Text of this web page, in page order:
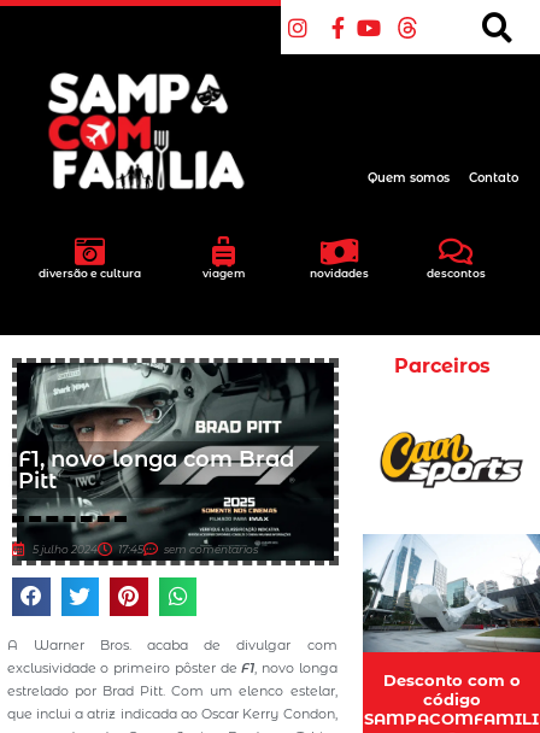
diversão e cultura viagem novidades descontos
Quem somos Contato
F1, novo longa com Brad
Pitt
5 julho 2024 17:45 sem comentários
A Warner Bros. acaba de divulgar com
exclusividade o primeiro pôster deF1, novo longa
estrelado por Brad Pitt. Com um elenco estelar,
que inclui a atriz indicada ao Oscar Kerry Condon,
Parceiros
Desconto com o
código
SAMPACOMFAMILI